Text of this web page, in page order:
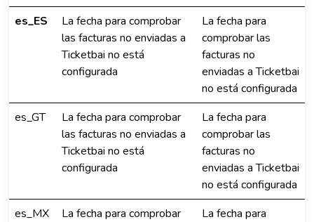
es_ES
La fecha para comprobar
las facturas no enviadas a
Ticketbai no está
configurada
La fecha para
comprobar las
facturas no
enviadas a Ticketbai
no está configurada
es_GT
La fecha para comprobar
las facturas no enviadas a
Ticketbai no está
configurada
La fecha para
comprobar las
facturas no
enviadas a Ticketbai
no está configurada
es_MX
La fecha para comprobar
La fecha para